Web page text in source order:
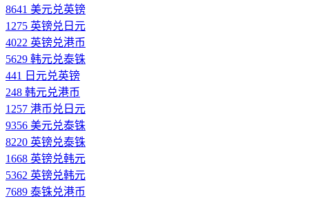
8641 美元兑英镑
1275 英镑兑日元
4022 英镑兑港币
5629 韩元兑泰铢
441 日元兑英镑
248 韩元兑港币
1257 港币兑日元
9356 美元兑泰铢
8220 英镑兑泰铢
1668 英镑兑韩元
5362 英镑兑韩元
7689 泰铢兑港币